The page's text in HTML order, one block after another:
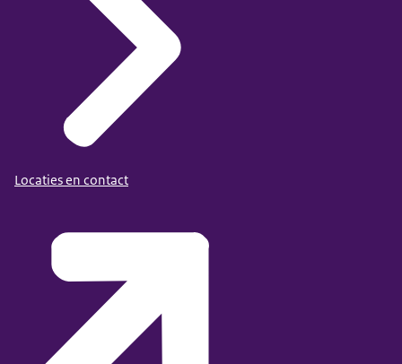
Locaties en contact